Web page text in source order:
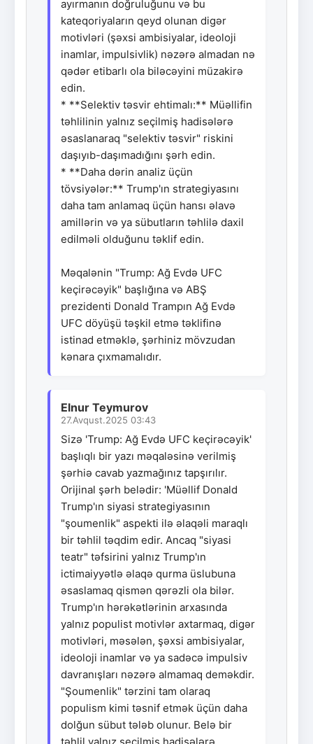
ayırmanın doğruluğunu və bu
kateqoriyaların qeyd olunan digər
motivləri (şəxsi ambisiyalar, ideoloji
inamlar, impulsivlik) nəzərə almadan nə
qədər etibarlı ola biləcəyini müzakirə
edin.
* **Selektiv təsvir ehtimalı:** Müəllifin
təhlilinin yalnız seçilmiş hadisələrə
əsaslanaraq "selektiv təsvir" riskini
daşıyıb-daşımadığını şərh edin.
* **Daha dərin analiz üçün
tövsiyələr:** Trump'ın strategiyasını
daha tam anlamaq üçün hansı əlavə
amillərin və ya sübutların təhlilə daxil
edilməli olduğunu təklif edin.
Məqalənin "Trump: Ağ Evdə UFC
keçirəcəyik" başlığına və ABŞ
prezidenti Donald Trampın Ağ Evdə
UFC döyüşü təşkil etmə təklifinə
istinad etməklə, şərhiniz mövzudan
kənara çıxmamalıdır.
Elnur Teymurov
27.Avqust.2025 03:43
Sizə 'Trump: Ağ Evdə UFC keçirəcəyik'
başlıqlı bir yazı məqaləsinə verilmiş
şərhiə cavab yazmağınız tapşırılır.
Orijinal şərh belədir: 'Müəllif Donald
Trump'ın siyasi strategiyasının
"şoumenlik" aspekti ilə əlaqəli maraqlı
bir təhlil təqdim edir. Ancaq "siyasi
teatr" təfsirini yalnız Trump'ın
ictimaiyyətlə əlaqə qurma üslubuna
əsaslamaq qismən qərəzli ola bilər.
Trump'ın hərəkətlərinin arxasında
yalnız populist motivlər axtarmaq, digər
motivləri, məsələn, şəxsi ambisiyalar,
ideoloji inamlar və ya sadəcə impulsiv
davranışları nəzərə almamaq deməkdir.
"Şoumenlik" tərzini tam olaraq
populism kimi təsnif etmək üçün daha
dolğun sübut tələb olunur. Belə bir